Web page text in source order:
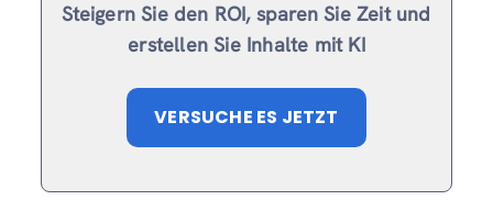
Steigern Sie den ROI, sparen Sie Zeit und
erstellen Sie Inhalte mit KI
VERSUCHE ES JETZT